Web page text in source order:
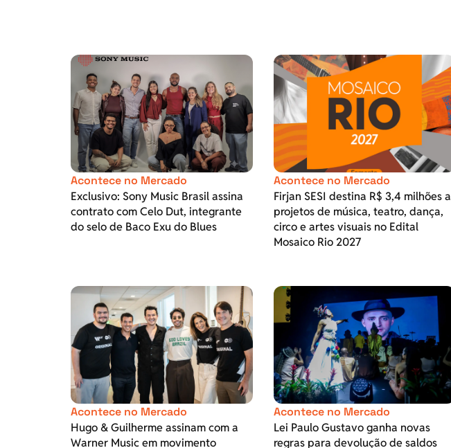
Acontece no Mercado
Exclusivo: Sony Music Brasil assina
contrato com Celo Dut, integrante
do selo de Baco Exu do Blues
Acontece no Mercado
Firjan SESI destina R$ 3,4 milhões a
projetos de música, teatro, dança,
circo e artes visuais no Edital
Mosaico Rio 2027
Acontece no Mercado
Hugo & Guilherme assinam com a
Warner Music em movimento
Acontece no Mercado
Lei Paulo Gustavo ganha novas
regras para devolução de saldos